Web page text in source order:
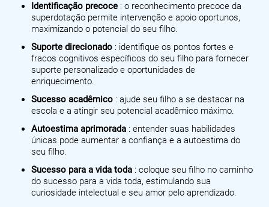
Identificação precoce : o reconhecimento precoce da
superdotação permite intervenção e apoio oportunos,
maximizando o potencial do seu filho.
Suporte direcionado : identifique os pontos fortes e
fracos cognitivos específicos do seu filho para fornecer
suporte personalizado e oportunidades de
enriquecimento.
Sucesso acadêmico : ajude seu filho a se destacar na
escola e a atingir seu potencial acadêmico máximo.
Autoestima aprimorada : entender suas habilidades
únicas pode aumentar a confiança e a autoestima do
seu filho.
Sucesso para a vida toda : coloque seu filho no caminho
do sucesso para a vida toda, estimulando sua
curiosidade intelectual e seu amor pelo aprendizado.